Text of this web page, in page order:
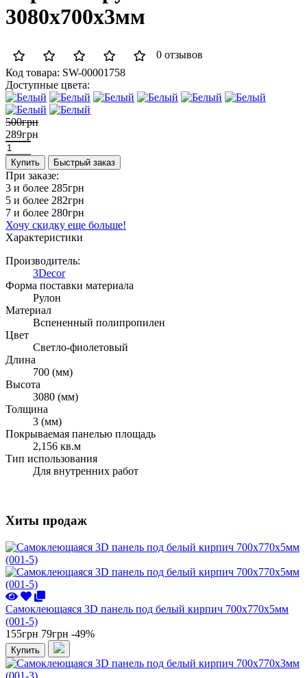
3080x700x3мм
0 отзывов
Код товара: SW-00001758
Доступные цвета:
500грн
289грн
Купить Быстрый заказ
При заказе:
3 и более 285грн
5 и более 282грн
7 и более 280грн
Хочу скидку еще больше!
Характеристики
Производитель:
3Decor
Форма поставки материала
Рулон
Материал
Вспененный полипропилен
Цвет
Светло-фиолетовый
Длина
700 (мм)
Высота
3080 (мм)
Толщина
3 (мм)
Покрываемая панелью площадь
2,156 кв.м
Тип использования
Для внутренних работ
Хиты продаж
Самоклеющаяся 3D панель под белый кирпич 700x770x5мм
(001-5)
155грн 79грн -49%
Купить